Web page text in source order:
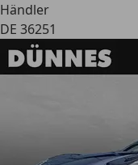
Händler
DE 36251